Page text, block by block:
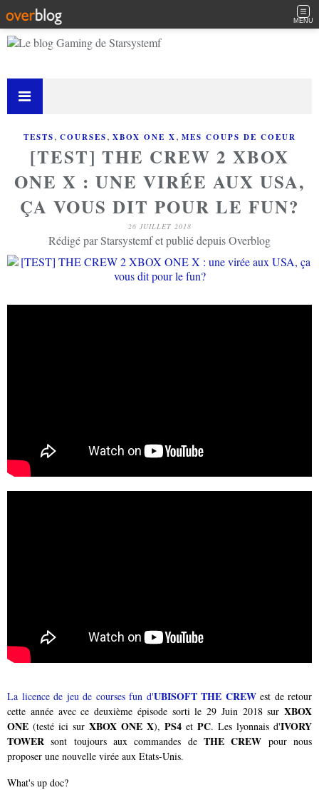
MENU
TESTS, COURSES, XBOX ONE X, MES COUPS DE COEUR
[TEST] THE CREW 2 XBOX
ONE X : UNE VIRÉE AUX USA,
ÇA VOUS DIT POUR LE FUN?
26 JUILLET 2018
Rédigé par Starsystemf et publié depuis Overblog
La licence de jeu de courses fun d'UBISOFT THE CREWest de retour
cette année avec ce deuxième épisode sorti le 29 Juin 2018 sur XBOX
ONE (testé ici sur XBOX ONE X), PS4 et PC. Les lyonnais d'IVORY
TOWER sont toujours aux commandes de THE CREW pour nous
proposer une nouvelle virée aux Etats-Unis.
What's up doc?